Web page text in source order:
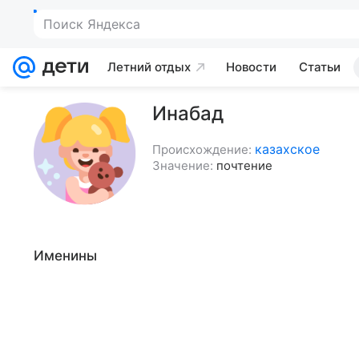
Поиск Яндекса
Летний отдых Новости Статьи
Инабад
Происхождение: казахское
Значение: почтение
Именины